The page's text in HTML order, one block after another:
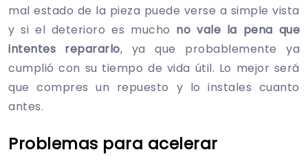
mal estado de la pieza puede verse a simple vista
y si el deterioro es mucho no vale la pena que
intentes repararlo, ya que probablemente ya
cumplió con su tiempo de vida útil. Lo mejor será
que compres un repuesto y lo instales cuanto
antes.
Problemas para acelerar